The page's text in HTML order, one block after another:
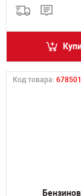
Код товара: 678501